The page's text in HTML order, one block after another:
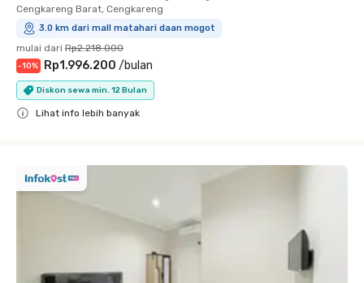
Cengkareng Barat, Cengkareng
3.0 km dari mall matahari daan mogot
mulai dari Rp2.218.000
-10% Rp1.996.200 /bulan
Diskon sewa min. 12 Bulan
Lihat info lebih banyak